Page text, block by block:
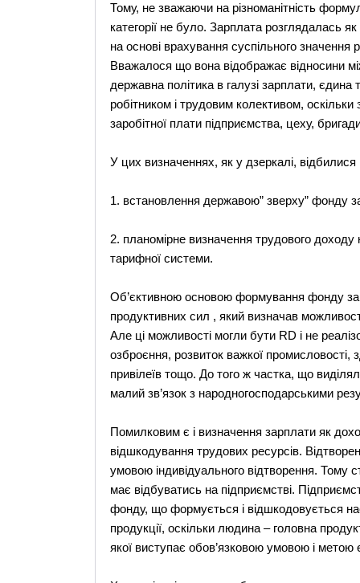
Тому, не зважаючи на різноманітність
категорії не було. Зарплата розглядалась
на основі врахування суспільного значення
Вважалося що вона відображає відносини
державна політика в галузі зарплати,
робітником і трудовим колективом,
заробітної плати підприємства, цеху,
У цих визначеннях, як у дзеркалі,
1. встановлення державою” зверху” фонду
2. планомірне визначення трудового доходу
тарифної системи.
Об’єктивною основою формування фонду
продуктивних сил , який визначав
Але ці можливості могли бути RD і не
озброєння, розвиток важкої промисловості,
привілеїв тощо. До того ж частка, що
малий зв’язок з народногосподарськими
Помилковим є і визначення зарплати як
відшкодування трудових ресурсів.
умовою індивідуального відтворення. Тому
має відбуватись на підприємстві.
фонду, що формується і відшкодовується
продукції, оскільки людина – головна
якої виступає обов’язковою умовою і метою